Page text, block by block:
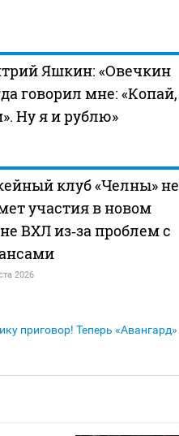
Яшкин: «Овечкин
говорил мне: «Копай,
Ну я и рублю»
клуб «Челны» не
участия в новом
ВХЛ из‑за проблем с
2026
приговор! Теперь «Авангард»